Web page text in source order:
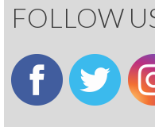
FOLLOW